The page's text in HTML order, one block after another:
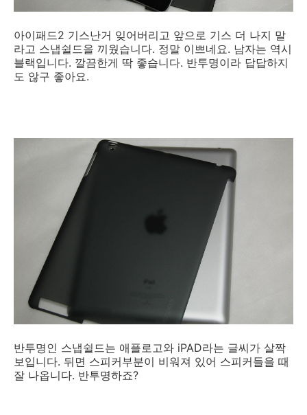
아이패드2 기스난거 잊어버리고 앞으로 기스 더 나지 말
라고 스냅쉴드을 끼웠습니다. 정말 이쁘네요. 남자는 역시
블랙입니다. 깔끔한게 딱 좋습니다. 반투명이라 답답하지
도 않구 좋아요.
반투명인 스냅쉴드는 애플로고와 iPAD라는 글씨가 살짝
보입니다. 뒤면 스피커부분이 비워져 있어 스피커들을 때
잘 나옵니다. 반투명하죠?